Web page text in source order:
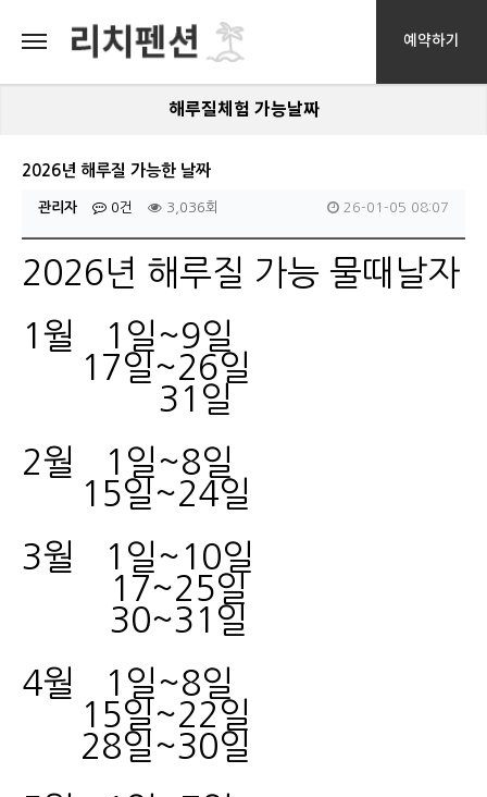
예약하기
해루질체험 가능날짜
2026년 해루질 가능한 날짜
관리자 0건 3,036회 26-01-05 08:07
2026년 해루질 가능 물때날자
1월 1일~9일
17일~26일
31일
2월 1일~8일
15일~24일
3월 1일~10일
17~25일
30~31일
4월 1일~8일
15일~22일
28일~30일